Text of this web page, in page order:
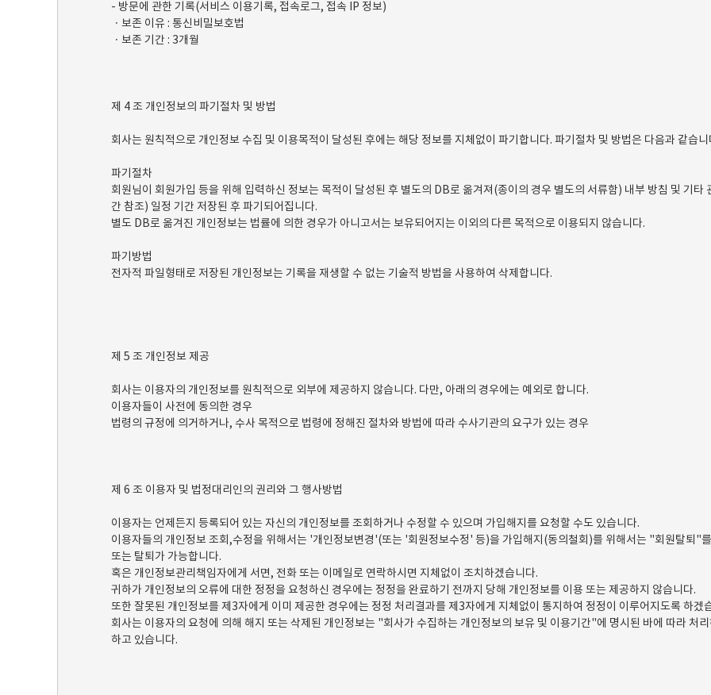
- 방문에 관한 기록(서비스 이용기록, 접속로그, 접속 IP 정보)
ㆍ보존 이유 : 통신비밀보호법
ㆍ보존 기간 : 3개월
제 4 조 개인정보의 파기절차 및 방법
회사는 원칙적으로 개인정보 수집 및 이용목적이 달성된 후에는 해당 정보를 지체없이 파기합니다. 파기절차 및 방법은 다음과 같습니
파기절차
회원님이 회원가입 등을 위해 입력하신 정보는 목적이 달성된 후 별도의 DB로 옮겨져(종이의 경우 별도의 서류함) 내부 방침 및 기
간 참조) 일정 기간 저장된 후 파기되어집니다.
별도 DB로 옮겨진 개인정보는 법률에 의한 경우가 아니고서는 보유되어지는 이외의 다른 목적으로 이용되지 않습니다.
파기방법
전자적 파일형태로 저장된 개인정보는 기록을 재생할 수 없는 기술적 방법을 사용하여 삭제합니다.
제 5 조 개인정보 제공
회사는 이용자의 개인정보를 원칙적으로 외부에 제공하지 않습니다. 다만, 아래의 경우에는 예외로 합니다.
이용자들이 사전에 동의한 경우
법령의 규정에 의거하거나, 수사 목적으로 법령에 정해진 절차와 방법에 따라 수사기관의 요구가 있는 경우
제 6 조 이용자 및 법정대리인의 권리와 그 행사방법
이용자는 언제든지 등록되어 있는 자신의 개인정보를 조회하거나 수정할 수 있으며 가입해지를 요청할 수도 있습니다.
이용자들의 개인정보 조회,수정을 위해서는 '개인정보변경'(또는 '회원정보수정' 등)을 가입해지(동의철회)를 위해서는 "회원탈퇴"
또는 탈퇴가 가능합니다.
혹은 개인정보관리책임자에게 서면, 전화 또는 이메일로 연락하시면 지체없이 조치하겠습니다.
귀하가 개인정보의 오류에 대한 정정을 요청하신 경우에는 정정을 완료하기 전까지 당해 개인정보를 이용 또는 제공하지 않습니다.
또한 잘못된 개인정보를 제3자에게 이미 제공한 경우에는 정정 처리결과를 제3자에게 지체없이 통지하여 정정이 이루어지도록 하겠
회사는 이용자의 요청에 의해 해지 또는 삭제된 개인정보는 "회사가 수집하는 개인정보의 보유 및 이용기간"에 명시된 바에 따라 처
하고 있습니다.